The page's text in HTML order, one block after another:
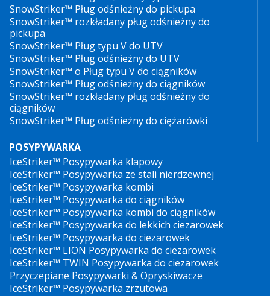
SnowStriker™ Pług odśnieżny do pickupa
SnowStriker™ rozkładany pług odśnieżny do
pickupa
SnowStriker™ Pług typu V do UTV
SnowStriker™ Pług odśnieżny do UTV
SnowStriker™ o Pług typu V do ciągników
SnowStriker™ Pług odśnieżny do ciągników
SnowStriker™ rozkładany pług odśnieżny do
ciągników
SnowStriker™ Pług odśnieżny do ciężarówki
POSYPYWARKA
IceStriker™ Posypywarka klapowy
IceStriker™ Posypywarka ze stali nierdzewnej
IceStriker™ Posypywarka kombi
IceStriker™ Posypywarka do ciągników
IceStriker™ Posypywarka kombi do ciągników
IceStriker™ Posypywarka do lekkich ciezarowek
IceStriker™ Posypywarka do ciezarowek
IceStriker™ LION Posypywarka do ciezarowek
IceStriker™ TWIN Posypywarka do ciezarowek
Przyczepiane Posypywarki & Opryskiwacze
IceStriker™ Posypywarka zrzutowa